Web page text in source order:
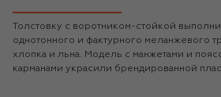
Толстовку с воротником-стойкой
однотонного и фактурного меланжевого
хлопка и льна. Модель с манжетами и
карманами украсили брендированной